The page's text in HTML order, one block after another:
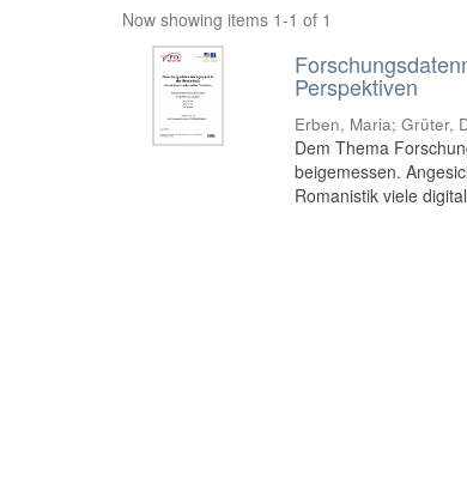
Now showing items 1-1 of 1
Perspektiven
Erben, Maria;Grüter,
Dem Thema
beigemessen.
Romanistik viele